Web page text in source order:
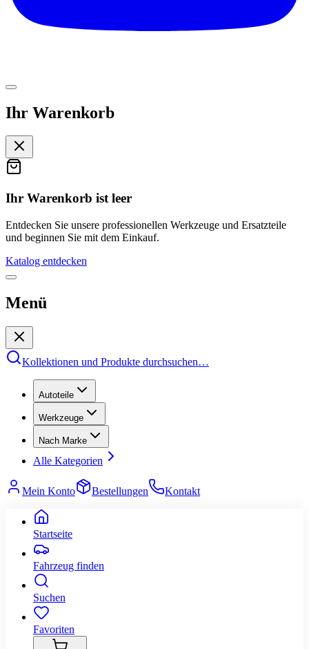
Ihr Warenkorb
Ihr Warenkorb ist leer
Entdecken Sie unsere professionellen Werkzeuge und Ersatzteile
und beginnen Sie mit dem Einkauf.
Katalog entdecken
Menü
Kollektionen und Produkte durchsuchen…
Autoteile
Werkzeuge
Nach Marke
Alle Kategorien
Mein Konto Bestellungen Kontakt
Startseite
Fahrzeug finden
Suchen
Favoriten